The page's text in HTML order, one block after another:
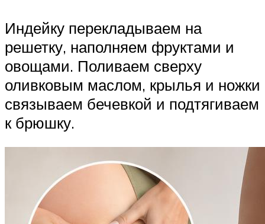
Индейку перекладываем на
решетку, наполняем фруктами и
овощами. Поливаем сверху
оливковым маслом, крылья и ножки
связываем бечевкой и подтягиваем
к брюшку.